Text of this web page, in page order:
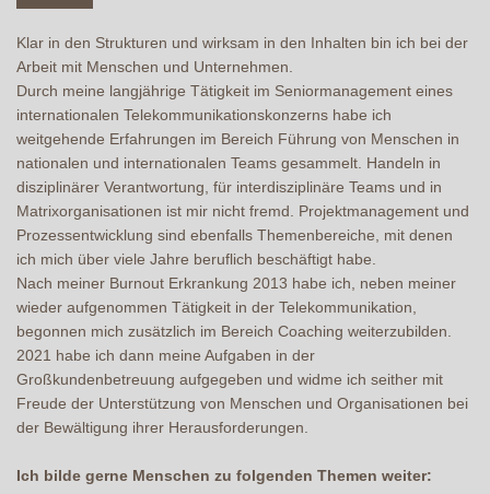
Klar in den Strukturen und wirksam in den Inhalten bin ich bei der
Arbeit mit Menschen und Unternehmen.
Durch meine langjährige Tätigkeit im Seniormanagement eines
internationalen Telekommunikationskonzerns habe ich
weitgehende Erfahrungen im Bereich Führung von Menschen in
nationalen und internationalen Teams gesammelt. Handeln in
disziplinärer Verantwortung, für interdisziplinäre Teams und in
Matrixorganisationen ist mir nicht fremd. Projektmanagement und
Prozessentwicklung sind ebenfalls Themenbereiche, mit denen
ich mich über viele Jahre beruflich beschäftigt habe.
Nach meiner Burnout Erkrankung 2013 habe ich, neben meiner
wieder aufgenommen Tätigkeit in der Telekommunikation,
begonnen mich zusätzlich im Bereich Coaching weiterzubilden.
2021 habe ich dann meine Aufgaben in der
Großkundenbetreuung aufgegeben und widme ich seither mit
Freude der Unterstützung von Menschen und Organisationen bei
der Bewältigung ihrer Herausforderungen.
Ich bilde gerne Menschen zu folgenden Themen weiter: